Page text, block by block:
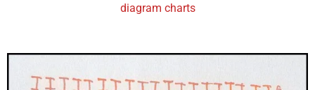
diagram charts